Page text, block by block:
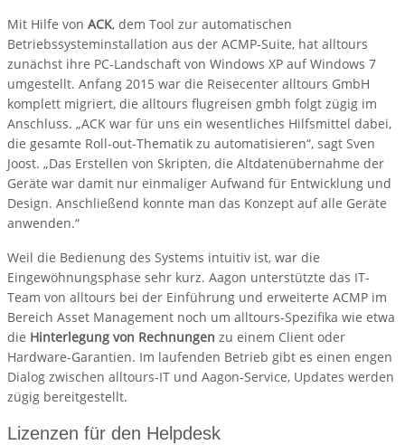
Mit Hilfe von ACK, dem Tool zur automatischen
Betriebssysteminstallation aus der ACMP-Suite, hat alltours
zunächst ihre PC-Landschaft von Windows XP auf Windows 7
umgestellt. Anfang 2015 war die Reisecenter alltours GmbH
komplett migriert, die alltours flugreisen gmbh folgt zügig im
Anschluss. „ACK war für uns ein wesentliches Hilfsmittel dabei,
die gesamte Roll-out-Thematik zu automatisieren“, sagt Sven
Joost. „Das Erstellen von Skripten, die Altdatenübernahme der
Geräte war damit nur einmaliger Aufwand für Entwicklung und
Design. Anschließend konnte man das Konzept auf alle Geräte
anwenden.“
Weil die Bedienung des Systems intuitiv ist, war die
Eingewöhnungsphase sehr kurz. Aagon unterstützte das IT-
Team von alltours bei der Einführung und erweiterte ACMP im
Bereich Asset Management noch um alltours-Spezifika wie etwa
die Hinterlegung von Rechnungen zu einem Client oder
Hardware-Garantien. Im laufenden Betrieb gibt es einen engen
Dialog zwischen alltours-IT und Aagon-Service, Updates werden
zügig bereitgestellt.
Lizenzen für den Helpdesk